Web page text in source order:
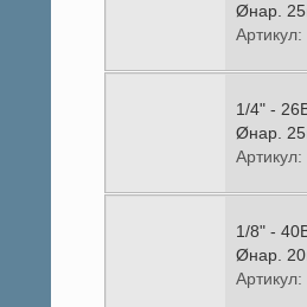
Øнар.
1/4" -
Øнар.
1/8" -
Øнар.